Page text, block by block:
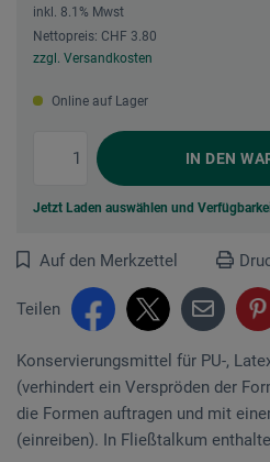
inkl. 8.1% Mwst
Nettopreis: CHF 3.80
zzgl. Versandkosten
Online auf Lager
IN DEN
Jetzt Laden auswählen und
Auf den Merkzettel
Teilen
Konservierungsmittel für PU-,
(verhindert ein Verspröden der
die Formen auftragen und mit
(einreiben). In Fließtalkum